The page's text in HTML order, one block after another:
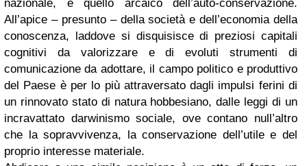
nazionale, è quello arcaico dell’auto-conservazione.
All’apice – presunto – della società e dell’economia della
conoscenza, laddove si disquisisce di preziosi capitali
cognitivi da valorizzare e di evoluti strumenti di
comunicazione da adottare, il campo politico e produttivo
del Paese è per lo più attraversato dagli impulsi ferini di
un rinnovato stato di natura hobbesiano, dalle leggi di un
incravattato darwinismo sociale, ove contano null’altro
che la sopravvivenza, la conservazione dell’utile e del
proprio interesse materiale.